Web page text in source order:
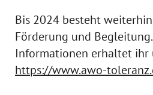
Bis 2024 besteht
Förderung und
Informationen erhaltet ihr
https://www.awo-